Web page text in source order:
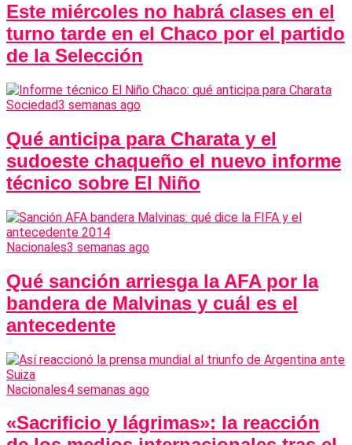
Este miércoles no habrá clases en el
turno tarde en el Chaco por el partido
de la Selección
Sociedad3 semanas ago
Qué anticipa para Charata y el
sudoeste chaqueño el nuevo informe
técnico sobre El Niño
Nacionales3 semanas ago
Qué sanción arriesga la AFA por la
bandera de Malvinas y cuál es el
antecedente
Nacionales4 semanas ago
«Sacrificio y lágrimas»: la reacción